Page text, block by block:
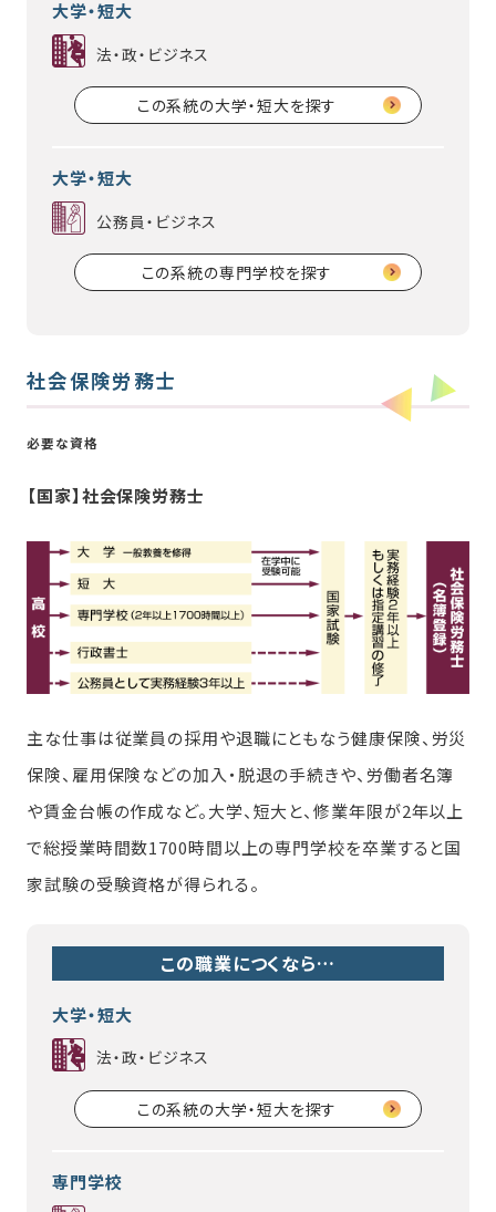
大学・短大
法・政・ビジネス
この系統の大学・短大を探す
大学・短大
公務員・ビジネス
この系統の専門学校を探す
社会保険労務士
必要な資格
【国家】社会保険労務士
主な仕事は従業員の採用や退職にともなう健康保険、労災
保険、雇用保険などの加入・脱退の手続きや、労働者名簿
や賃金台帳の作成など。大学、短大と、修業年限が2年以上
で総授業時間数1700時間以上の専門学校を卒業すると国
家試験の受験資格が得られる。
この職業につくなら…
大学・短大
法・政・ビジネス
この系統の大学・短大を探す
専門学校